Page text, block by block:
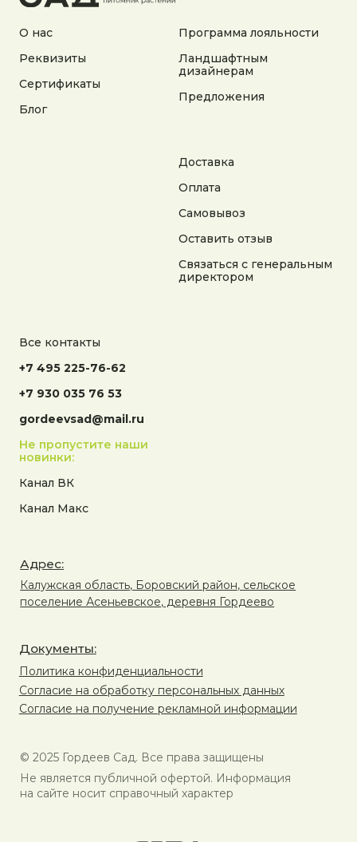
О нас
Реквизиты
Сертификаты
Блог
Программа лояльности
Ландшафтным
дизайнерам
Предложения
Доставка
Оплата
Самовывоз
Оставить отзыв
Связаться с генеральным
директором
Все контакты
+7 495 225-76-62
+7 930 035 76 53
gordeevsad@mail.ru
Не пропустите наши
новинки:
Канал ВК
Канал Макс
© 2025 Гордеев Сад. Все права защищены
Не является публичной офертой. Информация
поселение Асеньевское, деревня Гордеево
Согласие на получение рекламной информации
Разработка сайта